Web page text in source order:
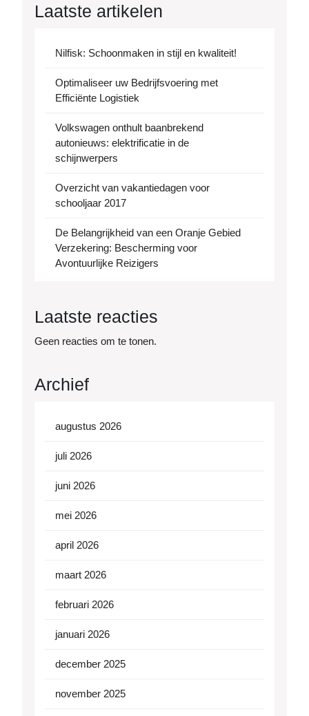
Laatste artikelen
Nilfisk: Schoonmaken in stijl en kwaliteit!
Optimaliseer uw Bedrijfsvoering met
Efficiënte Logistiek
Volkswagen onthult baanbrekend
autonieuws: elektrificatie in de
schijnwerpers
Overzicht van vakantiedagen voor
schooljaar 2017
De Belangrijkheid van een Oranje Gebied
Verzekering: Bescherming voor
Avontuurlijke Reizigers
Laatste reacties
Geen reacties om te tonen.
Archief
augustus 2026
juli 2026
juni 2026
mei 2026
april 2026
maart 2026
februari 2026
januari 2026
december 2025
november 2025